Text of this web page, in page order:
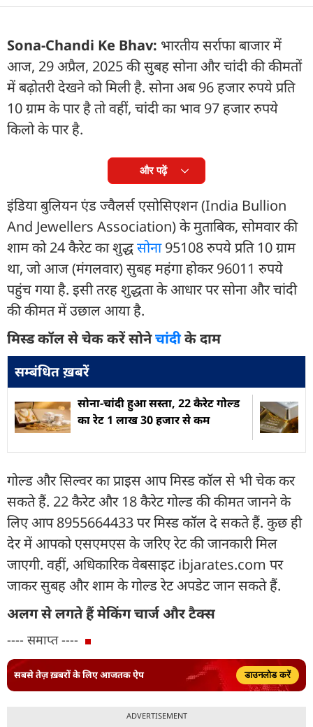
Sona-Chandi Ke Bhav: भारतीय सर्राफा बाजार में
आज, 29 अप्रैल, 2025 की सुबह सोना और चांदी की कीमतों
में बढ़ोतरी देखने को मिली है. सोना अब 96 हजार रुपये प्रति
10 ग्राम के पार है तो वहीं, चांदी का भाव 97 हजार रुपये
किलो के पार है.
और पढ़ें
इंडिया बुलियन एंड ज्वैलर्स एसोसिएशन (India Bullion
And Jewellers Association) के मुताबिक, सोमवार की
शाम को 24 कैरेट का शुद्धसोना95108 रुपये प्रति 10 ग्राम
था, जो आज (मंगलवार) सुबह महंगा होकर 96011 रुपये
पहुंच गया है. इसी तरह शुद्धता के आधार पर सोना और चांदी
की कीमत में उछाल आया है.
मिस्ड कॉल से चेक करें सोनेचांदीके दाम
सम्बंधित ख़बरें
सोना-चांदी हुआ सस्ता, 22 कैरेट गोल्ड
का रेट 1 लाख 30 हजार से कम
गोल्ड और सिल्वर का प्राइस आप मिस्ड कॉल से भी चेक कर
सकते हैं. 22 कैरेट और 18 कैरेट गोल्ड की कीमत जानने के
लिए आप 8955664433 पर मिस्ड कॉल दे सकते हैं. कुछ ही
देर में आपको एसएमएस के जरिए रेट की जानकारी मिल
जाएगी. वहीं, अधिकारिक वेबसाइट ibjarates.com पर
जाकर सुबह और शाम के गोल्ड रेट अपडेट जान सकते हैं.
अलग से लगते हैं मेकिंग चार्ज और टैक्स
---- समाप्त ----
सबसे तेज़ ख़बरों के लिए आजतक ऐप डाउनलोड करें
ADVERTISEMENT